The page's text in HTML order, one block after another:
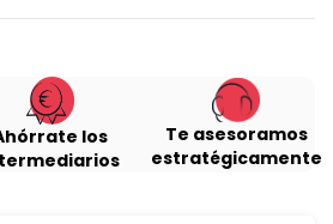
los
Te asesoramos
estratégicamente